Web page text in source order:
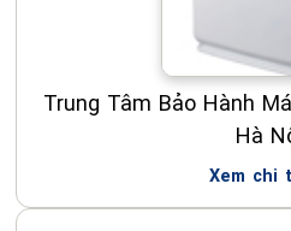
Trung Tâm Bảo Hành
Hà
Xem chi